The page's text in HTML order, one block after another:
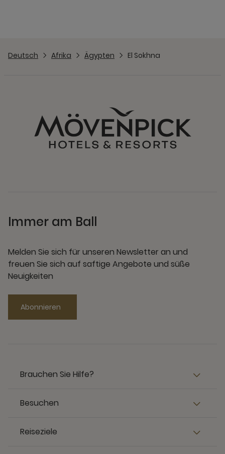
Deutsch Afrika Ägypten El Sokhna
Immer am Ball
Melden Sie sich für unseren Newsletter an und
freuen Sie sich auf saftige Angebote und süße
Neuigkeiten
Abonnieren
Brauchen Sie Hilfe?
Besuchen
Reiseziele